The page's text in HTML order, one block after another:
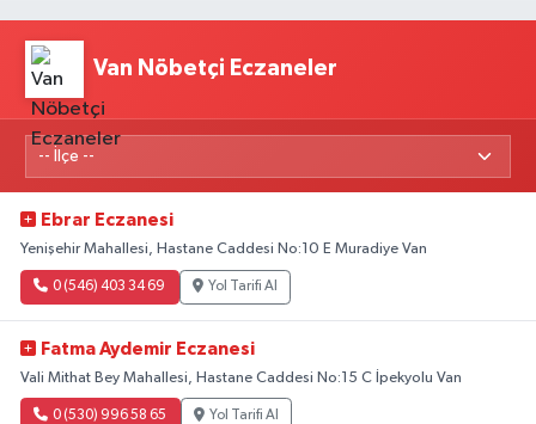
Van Nöbetçi Eczaneler
Ebrar Eczanesi
Yenişehir Mahallesi, Hastane Caddesi No:10 E Muradiye Van
0 (546) 403 34 69 Yol Tarifi Al
Fatma Aydemir Eczanesi
Vali Mithat Bey Mahallesi, Hastane Caddesi No:15 C İpekyolu Van
0 (530) 996 58 65 Yol Tarifi Al